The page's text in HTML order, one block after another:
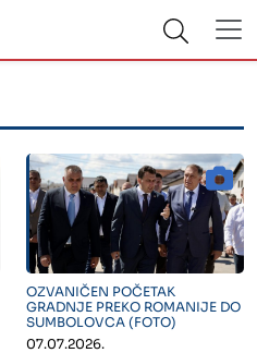
" alt="">
OZVANIČEN POČETAK
GRADNJE PREKO ROMANIJE DO
SUMBOLOVCA (FOTO)
07.07.2026.